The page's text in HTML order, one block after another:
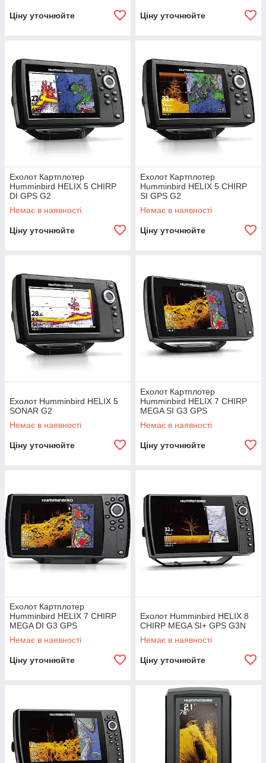
Ціну уточнюйте Ціну уточнюйте
Ехолот Картплотер
Humminbird HELIX 5 CHIRP
DI GPS G2
Немає в наявності
Ціну уточнюйте
Ехолот Картплотер
Humminbird HELIX 5 CHIRP
SI GPS G2
Немає в наявності
Ціну уточнюйте
Ехолот Humminbird HELIX 5
SONAR G2
Немає в наявності
Ціну уточнюйте
Ехолот Картплотер
Humminbird HELIX 7 CHIRP
MEGA SI G3 GPS
Немає в наявності
Ціну уточнюйте
Ехолот Картплотер
Humminbird HELIX 7 CHIRP
MEGA DI G3 GPS
Немає в наявності
Ціну уточнюйте
Ехолот Humminbird HELIX 8
CHIRP MEGA SI+ GPS G3N
Немає в наявності
Ціну уточнюйте